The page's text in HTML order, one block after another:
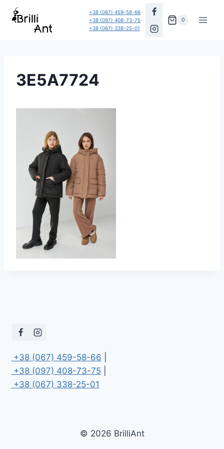
Перейти
+38 (067) 459-58-66
+38 (097) 408-73-75
+38 (067) 338-25-01
0
3E5A7724
+38 (067) 459-58-66
+38 (097) 408-73-75
+38 (067) 338-25-01
© 2026 BrilliAnt